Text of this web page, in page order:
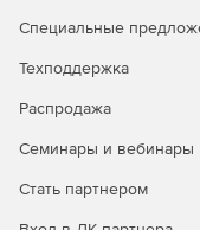
Задание общего
Графическое
Специальные
Техподдержка
Распродажа
Семинары и вебинары
Стать партнером